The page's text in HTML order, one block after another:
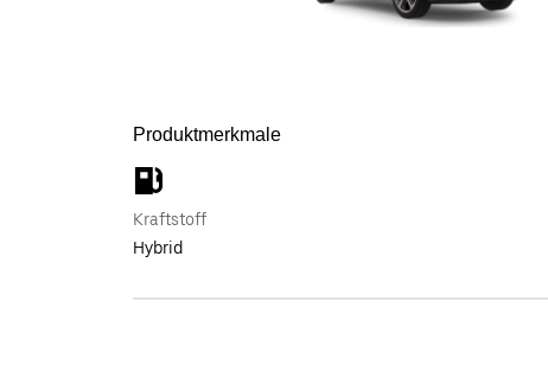
Produktmerkmale
Kraftstoff
Hybrid